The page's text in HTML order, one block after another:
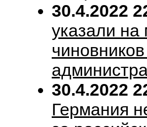
30.4.2022
указали на
30.4.2022
Германия